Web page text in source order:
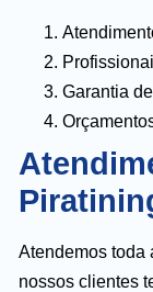
Garantia
Atendemos toda
nossos clientes